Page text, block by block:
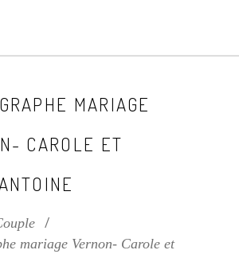
MARIAGE
CAROLE ET
/
mariage Vernon- Carole et